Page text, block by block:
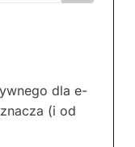
dla e-
(i od